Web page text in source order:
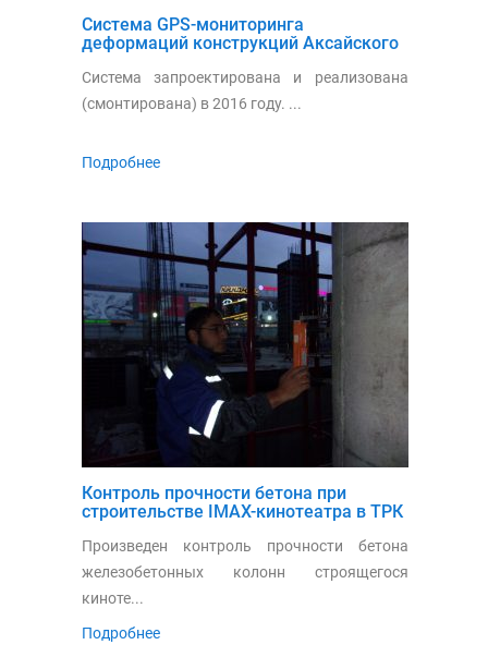
Система GPS-мониторинга
деформаций конструкций Аксайского
Система запроектирована и реализована
(смонтирована) в 2016 году. ...
Подробнее
Контроль прочности бетона при
строительстве IMAX-кинотеатра в ТРК
Произведен контроль прочности бетона
железобетонных колонн строящегося
киноте...
Подробнее